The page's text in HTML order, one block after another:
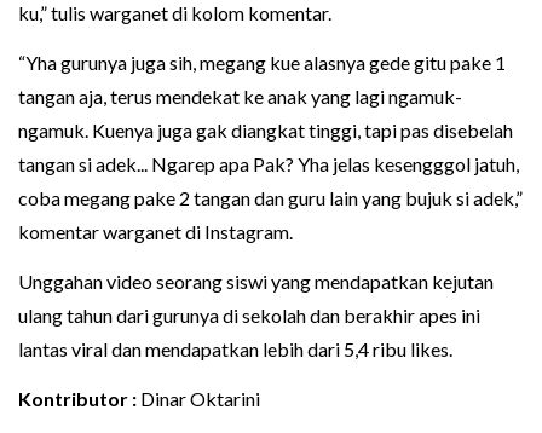
ku,” tulis warganet di kolom komentar.
“Yha gurunya juga sih, megang kue alasnya gede gitu pake 1
tangan aja, terus mendekat ke anak yang lagi ngamuk-
ngamuk. Kuenya juga gak diangkat tinggi, tapi pas disebelah
tangan si adek... Ngarep apa Pak? Yha jelas kesengggol jatuh,
coba megang pake 2 tangan dan guru lain yang bujuk si adek,”
komentar warganet di Instagram.
Unggahan video seorang siswi yang mendapatkan kejutan
ulang tahun dari gurunya di sekolah dan berakhir apes ini
lantas viral dan mendapatkan lebih dari 5,4 ribu likes.
Kontributor : Dinar Oktarini